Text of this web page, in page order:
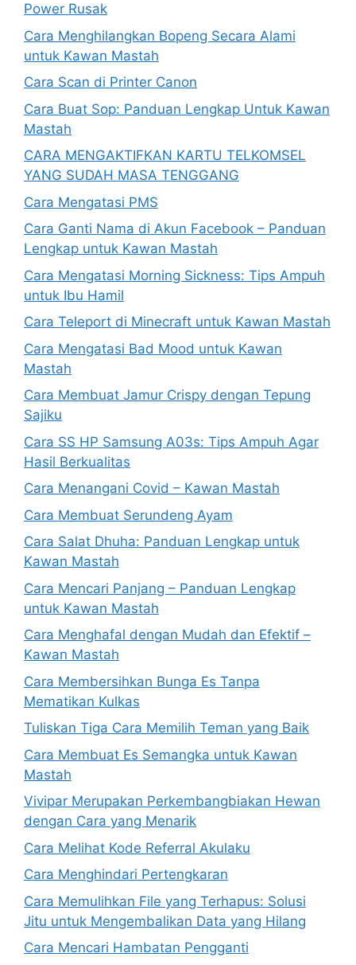
Power Rusak
Cara Menghilangkan Bopeng Secara Alami
untuk Kawan Mastah
Cara Scan di Printer Canon
Cara Buat Sop: Panduan Lengkap Untuk Kawan
Mastah
CARA MENGAKTIFKAN KARTU TELKOMSEL
YANG SUDAH MASA TENGGANG
Cara Mengatasi PMS
Cara Ganti Nama di Akun Facebook – Panduan
Lengkap untuk Kawan Mastah
Cara Mengatasi Morning Sickness: Tips Ampuh
untuk Ibu Hamil
Cara Teleport di Minecraft untuk Kawan Mastah
Cara Mengatasi Bad Mood untuk Kawan
Mastah
Cara Membuat Jamur Crispy dengan Tepung
Sajiku
Cara SS HP Samsung A03s: Tips Ampuh Agar
Hasil Berkualitas
Cara Menangani Covid – Kawan Mastah
Cara Membuat Serundeng Ayam
Cara Salat Dhuha: Panduan Lengkap untuk
Kawan Mastah
Cara Mencari Panjang – Panduan Lengkap
untuk Kawan Mastah
Cara Menghafal dengan Mudah dan Efektif –
Kawan Mastah
Cara Membersihkan Bunga Es Tanpa
Mematikan Kulkas
Tuliskan Tiga Cara Memilih Teman yang Baik
Cara Membuat Es Semangka untuk Kawan
Mastah
Vivipar Merupakan Perkembangbiakan Hewan
dengan Cara yang Menarik
Cara Melihat Kode Referral Akulaku
Cara Menghindari Pertengkaran
Cara Memulihkan File yang Terhapus: Solusi
Jitu untuk Mengembalikan Data yang Hilang
Cara Mencari Hambatan Pengganti